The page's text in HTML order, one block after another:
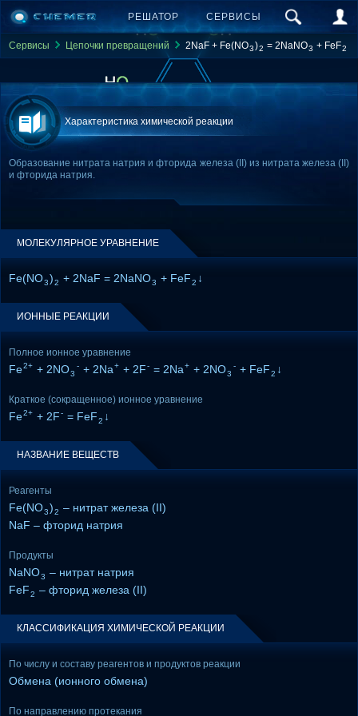
РЕШАТОР СЕРВИСЫ
Сервисы Цепочки превращений 2NaF + Fe(NO3)2 = 2NaNO3 + FeF2
Характеристика химической реакции
Образование нитрата натрия и фторида железа (II) из нитрата железа (II)
и фторида натрия.
МОЛЕКУЛЯРНОЕ УРАВНЕНИЕ
Fe(NO3)2 + 2NaF = 2NaNO3 + FeF2 ↓
ИОННЫЕ РЕАКЦИИ
Полное ионное уравнение
Fe2+ + 2NO3
- + 2Na+ + 2F- = 2Na+ + 2NO3
- + FeF2 ↓
Краткое (сокращенное) ионное уравнение
Fe2+ + 2F- = FeF2 ↓
НАЗВАНИЕ ВЕЩЕСТВ
Реагенты
Fe(NO3)2 – нитрат железа (II)
NaF – фторид натрия
Продукты
NaNO3 – нитрат натрия
FeF2 – фторид железа (II)
КЛАССИФИКАЦИЯ ХИМИЧЕСКОЙ РЕАКЦИИ
По числу и составу реагентов и продуктов реакции
Обмена (ионного обмена)
По направлению протекания